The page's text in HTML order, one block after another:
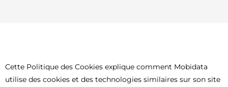
Cette Politique des Cookies explique comment Mobidata
utilise des cookies et des technologies similaires sur son site